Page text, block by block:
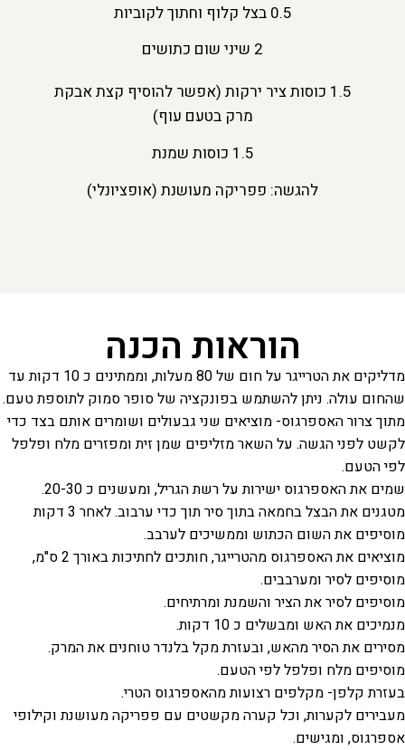
0.5 בצל קלוף וחתוך לקוביות
2 שיני שום כתושים
1.5 כוסות ציר ירקות (אפשר להוסיף קצת אבקת
מרק בטעם עוף)
1.5 כוסות שמנת
להגשה: פפריקה מעושנת (אופציונלי)
הוראות הכנה
מדליקים את הטרייגר על חום של 80 מעלות, וממתינים כ 10 דקות עד
שהחום עולה. ניתן להשתמש בפונקציה של סופר סמוק לתוספת טעם.
מתוך צרור האספרגוס- מוציאים שני גבעולים ושומרים אותם בצד כדי
לקשט לפני הגשה. על השאר מזליפים שמן זית ומפזרים מלח ופלפל
לפי הטעם.
שמים את האספרגוס ישירות על רשת הגריל, ומעשנים כ 20-30.
מטגנים את הבצל בחמאה בתוך סיר תוך כדי ערבוב. לאחר 3 דקות
מוסיפים את השום הכתוש וממשיכים לערבב.
מוציאים את האספרגוס מהטרייגר, חותכים לחתיכות באורך 2 ס"מ,
מוסיפים לסיר ומערבבים.
מוסיפים לסיר את הציר והשמנת ומרתיחים.
מנמיכים את האש ומבשלים כ 10 דקות.
מסירים את הסיר מהאש, ובעזרת מקל בלנדר טוחנים את המרק.
מוסיפים מלח ופלפל לפי הטעם.
בעזרת קלפן- מקלפים רצועות מהאספרגוס הטרי.
מעבירים לקערות, וכל קערה מקשטים עם פפריקה מעושנת וקילופי
אספרגוס, ומגישים.